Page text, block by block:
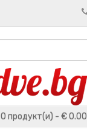
0 продукт(и) - € 0.00